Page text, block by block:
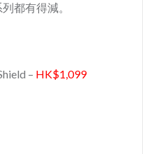
都有得減。
– HK$1,099